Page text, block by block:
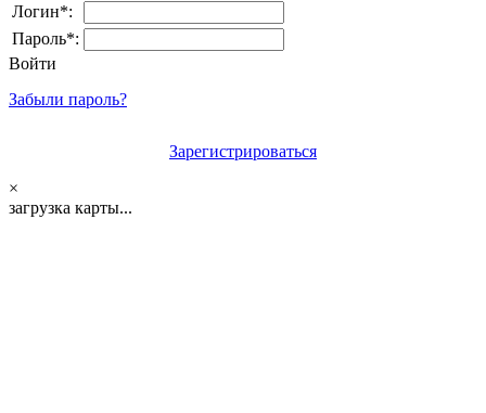
Логин*:
Пароль*:
Войти
Забыли пароль?
Зарегистрироваться
×
загрузка карты...